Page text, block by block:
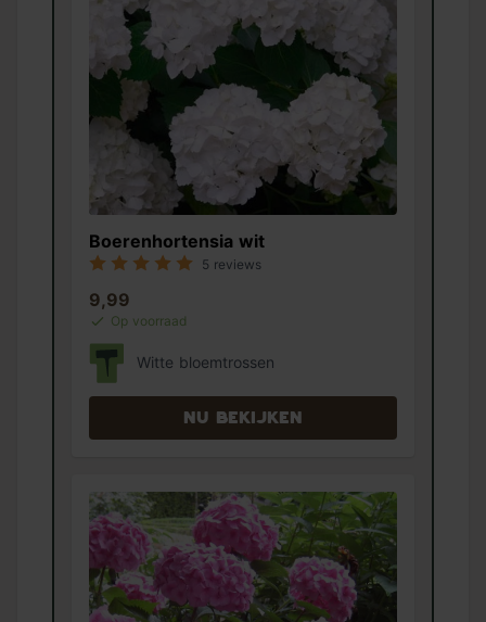
Boerenhortensia wit
5 reviews
9,99
Op voorraad
Witte bloemtrossen
Nu bekijken